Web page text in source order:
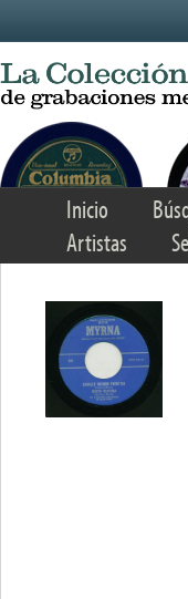
Inicio
Artistas